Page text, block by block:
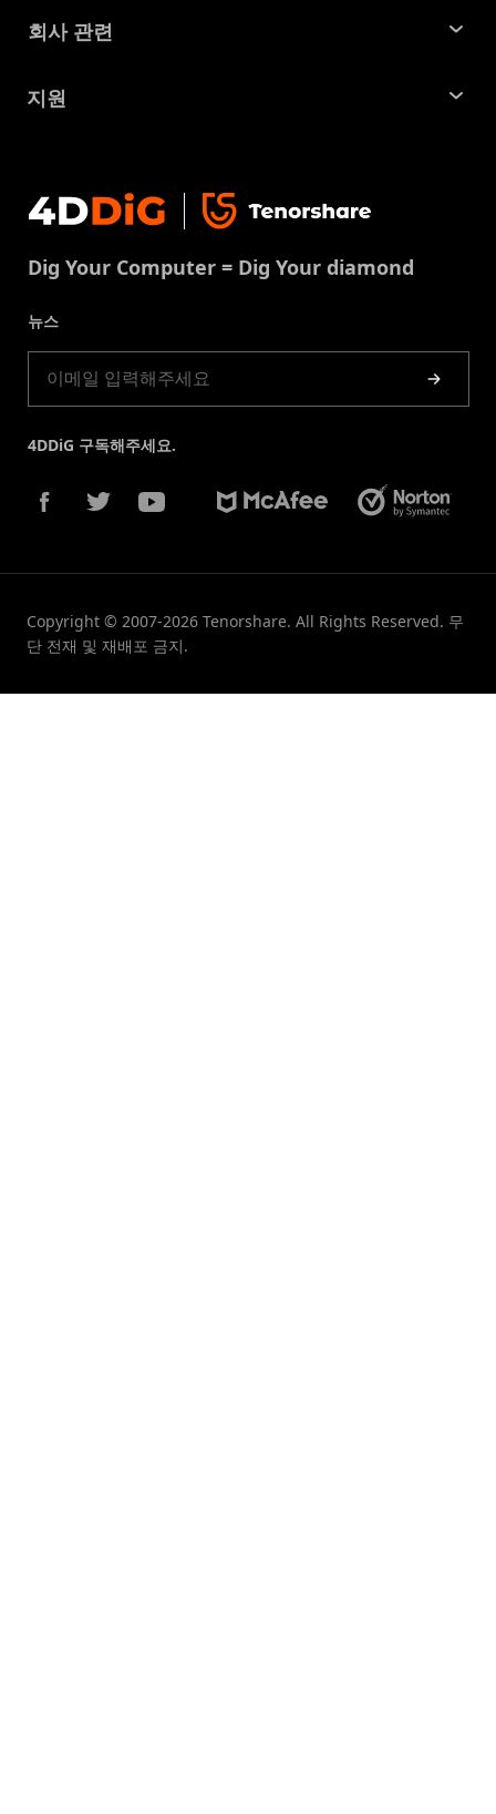
파티션 관리 도구
중복 파일 찾기 및 제거
꿀팁 모음
맥 복구 솔루션
중복 파일 제거
회사 관련
회사소개
이용약권
쿠키정책(업데이트됨)
지원
문의
제품 가이드
Dig Your Computer = Dig Your diamond
뉴스
4DDiG 구독해주세요.
Copyright © 2007-2026 Tenorshare. All Rights Reserved. 무
단 전재 및 재배포 금지.